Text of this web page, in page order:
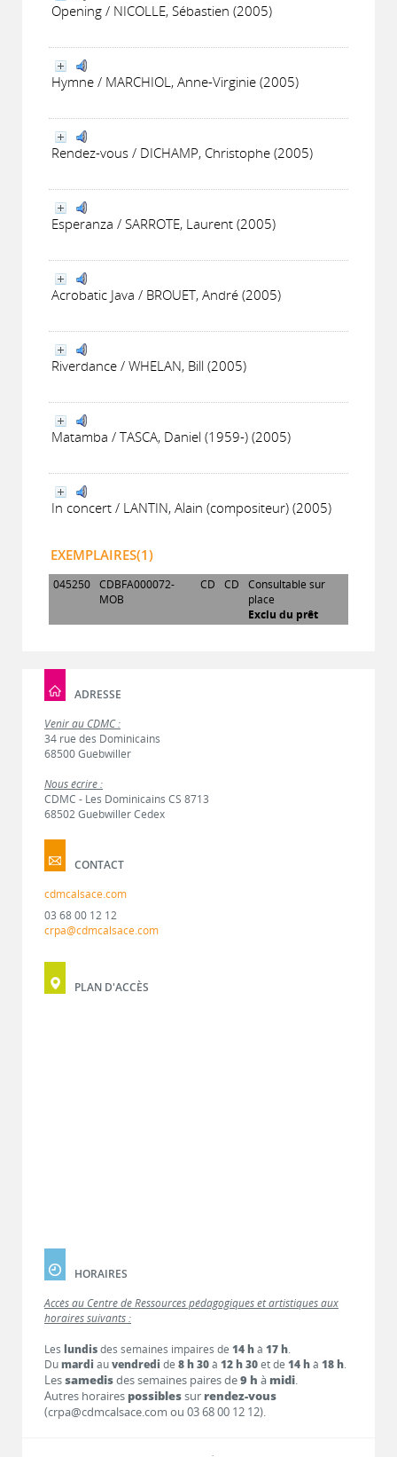
Opening / NICOLLE, Sébastien (2005)
Hymne / MARCHIOL, Anne-Virginie (2005)
Rendez-vous / DICHAMP, Christophe (2005)
Esperanza / SARROTE, Laurent (2005)
Acrobatic Java / BROUET, André (2005)
Riverdance / WHELAN, Bill (2005)
Matamba / TASCA, Daniel (1959-) (2005)
In concert / LANTIN, Alain (compositeur) (2005)
EXEMPLAIRES(1)
045250 CDBFA000072-
MOB
CD CD
Consultable sur
place
Exclu du prêt
ADRESSE
Venir au CDMC :
34 rue des Dominicains
68500 Guebwiller
Nous écrire :
CDMC - Les Dominicains CS 8713
68502 Guebwiller Cedex
CONTACT
cdmcalsace.com
03 68 00 12 12
crpa@cdmcalsace.com
PLAN D'ACCÈS
HORAIRES
Accès au Centre de Ressources pédagogiques et artistiques aux
horaires suivants :
Les lundisdes semaines impaires de 14 hà 17 h.
Dumardi auvendredi de 8 h 30à 12 h 30et de 14 hà 18 h.
Lessamedisdes semaines paires de9 h à midi.
Autres horaires possiblessur rendez-vous
(crpa@cdmcalsace.com ou 03 68 00 12 12).